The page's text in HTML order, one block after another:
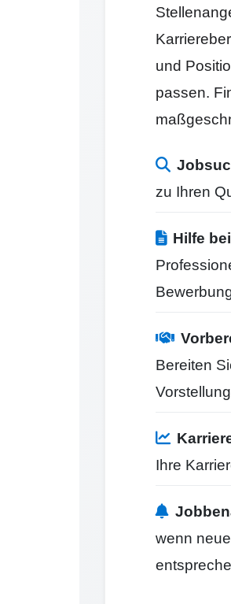
und
passen.
zu Ihren
Hilfe
Bereiten
Ihre
wenn